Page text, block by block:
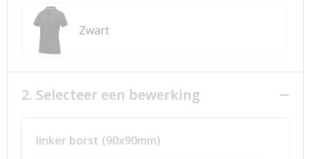
Zwart
2. Selecteer een bewerking
linker borst (90x90mm)